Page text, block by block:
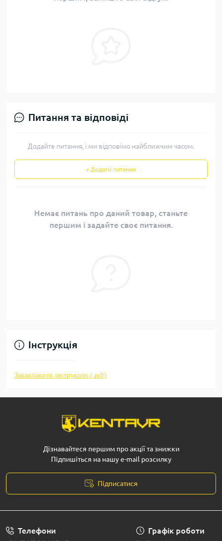
Питання та відповіді
Додайте питання, і ми відповімо найближчим часом.
+ Додати питання
Немає питань про даний товар, станьте
першим і задайте своє питання.
Інструкція
Завантажити інструкцію (.pdf)
Дізнавайтеся першим про акції та знижки
Підпишіться на нашу e-mail розсилку
Підписатися
Телефони Графік роботи